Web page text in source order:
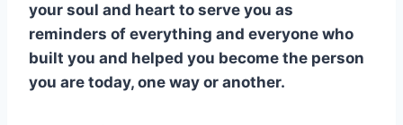
your soul and heart to serve you as
reminders of everything and everyone who
built you and helped you become the person
you are today, one way or another.